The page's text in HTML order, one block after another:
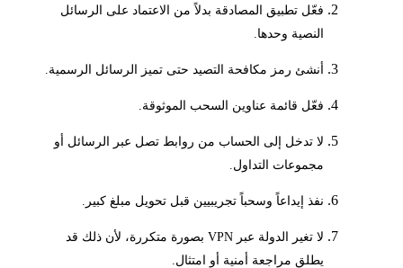
فعّل تطبيق المصادقة بدلاً من الاعتماد على الرسائل
النصية وحدها.
أنشئ رمز مكافحة التصيد حتى تميز الرسائل الرسمية.
فعّل قائمة عناوين السحب الموثوقة.
لا تدخل إلى الحساب من روابط تصل عبر الرسائل أو
مجموعات التداول.
نفذ إيداعاً وسحباً تجريبيين قبل تحويل مبلغ كبير.
لا تغير الدولة عبر VPN بصورة متكررة، لأن ذلك قد
يطلق مراجعة أمنية أو امتثال.